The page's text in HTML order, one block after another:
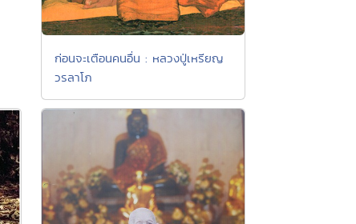
ก่อนจะเตือนคนอื่น : หลวงปู่เหรียญ
วรลาโภ